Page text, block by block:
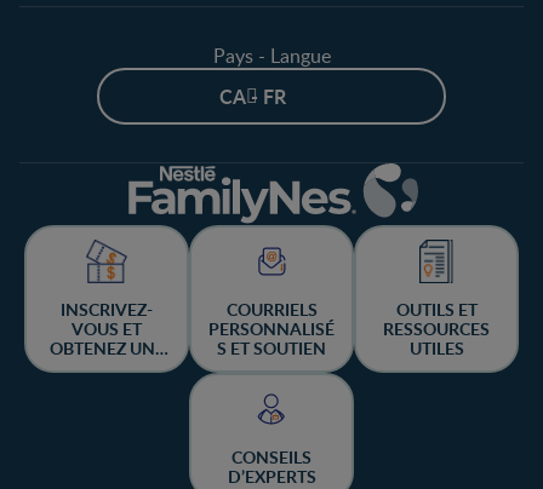
Pays - Langue
CA - FR
INSCRIVEZ-
VOUS ET
OBTENEZ UNE
CHANCE DE
COURRIELS
PERSONNALISÉ
S ET SOUTIEN
OUTILS ET
RESSOURCES
UTILES
CONSEILS
D’EXPERTS